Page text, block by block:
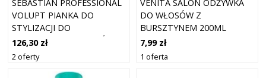
SEBASTIAN PROFESSIONAL
VOLUPT PIANKA DO
STYLIZACJI DO
ZWIĘKSZENIA OBJĘTOŚCI
WŁOSÓW 190 ML
126,30 zł
2 oferty
VENITA SALON ODŻYWKA
DO WŁOSÓW Z
BURSZTYNEM 200ML
7,99 zł
1 oferta